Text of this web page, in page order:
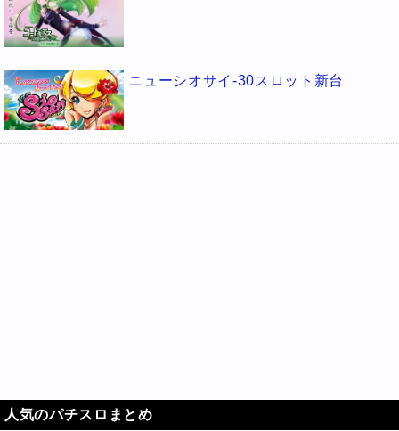
ニューシオサイ-30スロット新台
人気のパチスロまとめ